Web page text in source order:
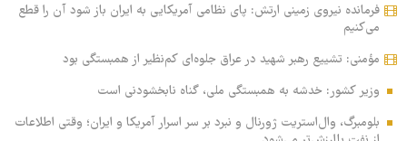
فرمانده نیروی زمینی ارتش: پای نظامی آمریکایی به ایران باز شود آن را قطع
می‌کنیم
مؤمنی: تشییع رهبر شهید در عراق جلوه‌ای کم‌نظیر از همبستگی بود
وزیر کشور: خدشه به همبستگی ملی، گناه نابخشودنی است
بلومبرگ، وال‌استریت ژورنال و نبرد بر سر اسرار آمریکا و ایران؛ وقتی اطلاعات